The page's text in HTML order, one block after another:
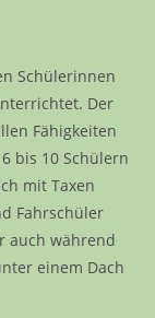
Schülerinnen
Der
Fähigkeiten
bis 10 Schülern
mit Taxen
Fahrschüler
auch während
einem Dach